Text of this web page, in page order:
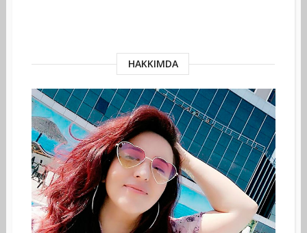
HAKKIMDA